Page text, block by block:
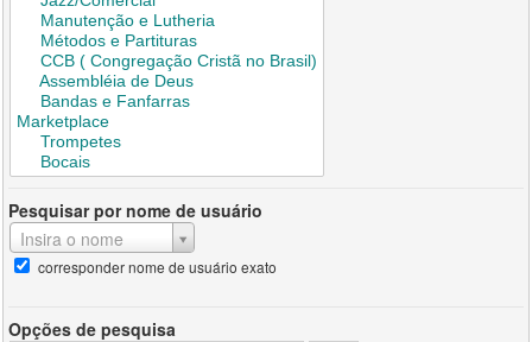
Pesquisar por nome de usuário
Insira o nome
corresponder nome de usuário exato
Opções de pesquisa